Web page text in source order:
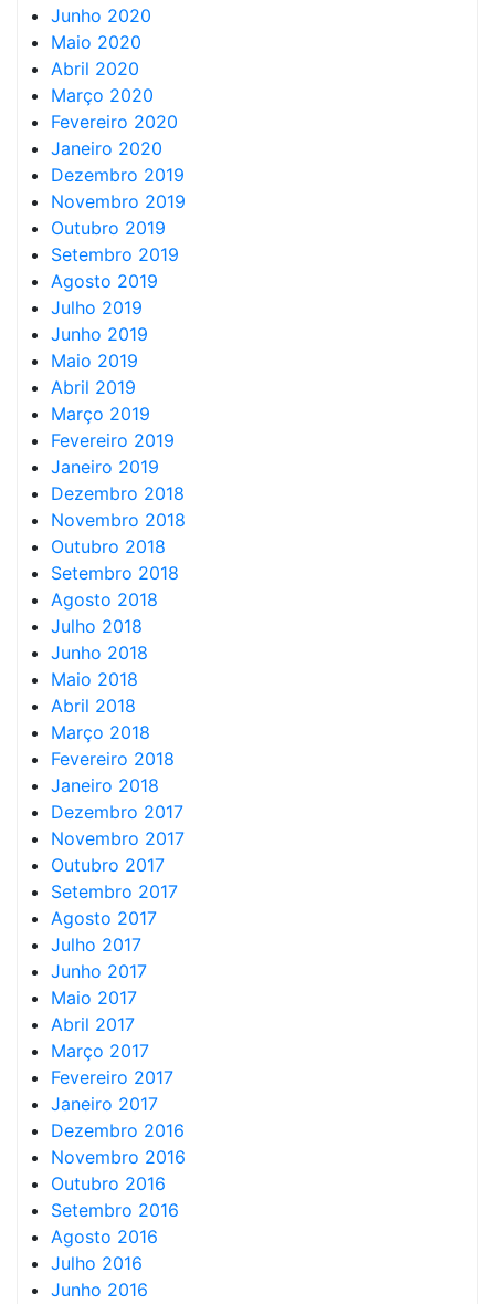
Junho 2020
Maio 2020
Abril 2020
Março 2020
Fevereiro 2020
Janeiro 2020
Dezembro 2019
Novembro 2019
Outubro 2019
Setembro 2019
Agosto 2019
Julho 2019
Junho 2019
Maio 2019
Abril 2019
Março 2019
Fevereiro 2019
Janeiro 2019
Dezembro 2018
Novembro 2018
Outubro 2018
Setembro 2018
Agosto 2018
Julho 2018
Junho 2018
Maio 2018
Abril 2018
Março 2018
Fevereiro 2018
Janeiro 2018
Dezembro 2017
Novembro 2017
Outubro 2017
Setembro 2017
Agosto 2017
Julho 2017
Junho 2017
Maio 2017
Abril 2017
Março 2017
Fevereiro 2017
Janeiro 2017
Dezembro 2016
Novembro 2016
Outubro 2016
Setembro 2016
Agosto 2016
Julho 2016
Junho 2016